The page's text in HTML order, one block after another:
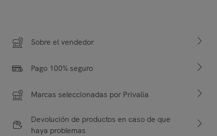
Sobre el vendedor
Pago 100% seguro
Marcas seleccionadas por Privalia
Devolución de productos en caso de que
haya problemas